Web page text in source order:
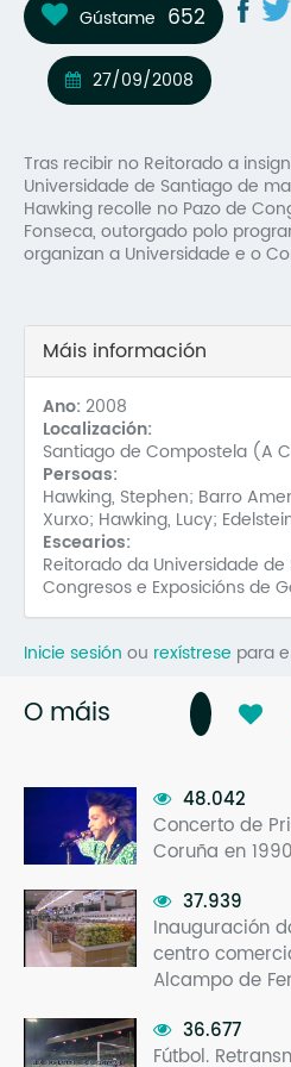
Gústame 652
27/09/2008
Tras recibir no Reitorado a
Universidade de Santiago de
Hawking recolle no Pazo de
Fonseca, outorgado polo
organizan a Universidade e o
Máis información
Ano: 2008
Localización:
Santiago de Compostela (A
Persoas:
Hawking, Stephen; Barro
Xurxo; Hawking, Lucy;
Escearios:
Reitorado da Universidade
Congresos e Exposicións de
Inicie sesión ou rexístrese para
O máis
48.042
Concerto de
Coruña en 1990
37.939
Inauguración
centro
Alcampo de
36.677
Fútbol.